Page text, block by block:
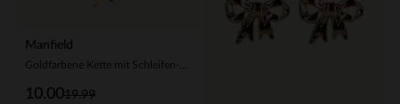
Manfield
19.99
10.00